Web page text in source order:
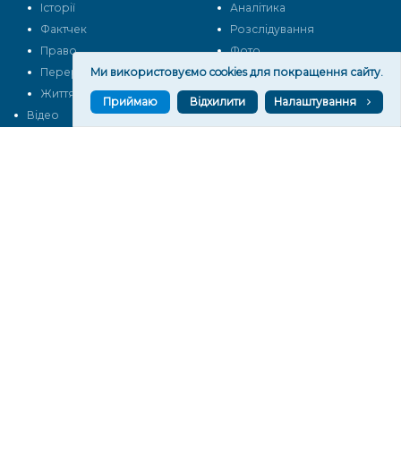
Історії
Аналітика
Фактчек
Розслідування
Право
Фото
Перерва на каву
Промо
Життя
Блоги
Відео
Архів
Ми використовуємо cookies для покращення сайту.
Приймаю Відхилити Налаштування